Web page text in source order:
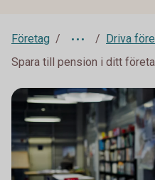
Företag
Driva
Spara till pension i ditt